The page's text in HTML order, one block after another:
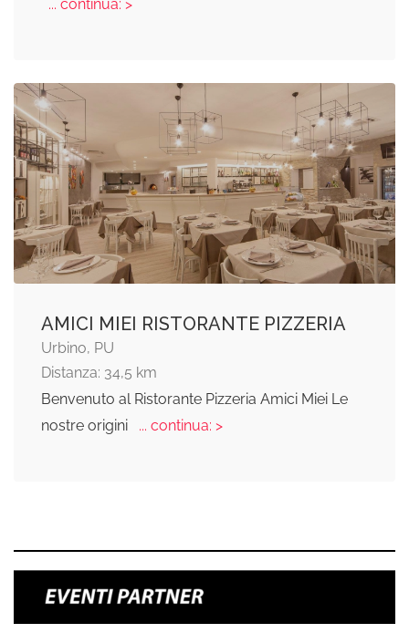
... continua: >
AMICI MIEI RISTORANTE PIZZERIA
Urbino, PU
Distanza: 34,5 km
Benvenuto al Ristorante Pizzeria Amici Miei Le
nostre origini
... continua: >